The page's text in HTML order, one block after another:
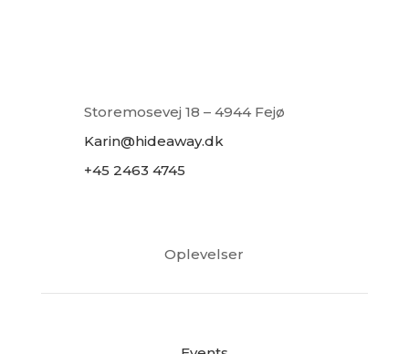
Storemosevej 18 – 4944 Fejø
Karin@hideaway.dk
+45 2463 4745
Oplevelser